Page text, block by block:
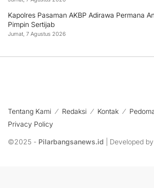
Kapolres Pasaman AKBP Adirawa Permana
Pimpin Sertijab
Jumat, 7 Agustus 2026
Tentang Kami Redaksi Kontak
Privacy Policy
©2025 - Pilarbangsanews.id | Developed